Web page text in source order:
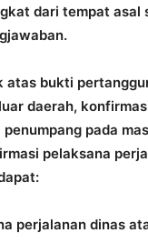
dari tempat asal
atas bukti
daerah,
pada
pelaksana
perjalanan dinas